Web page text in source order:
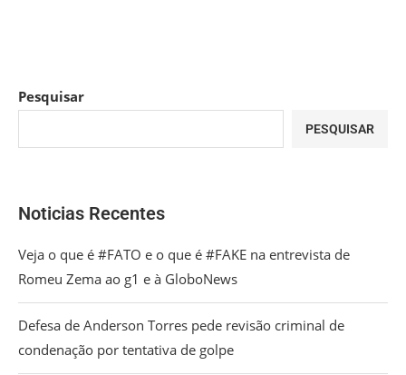
Pesquisar
PESQUISAR
Noticias Recentes
Veja o que é #FATO e o que é #FAKE na entrevista de
Romeu Zema ao g1 e à GloboNews
Defesa de Anderson Torres pede revisão criminal de
condenação por tentativa de golpe